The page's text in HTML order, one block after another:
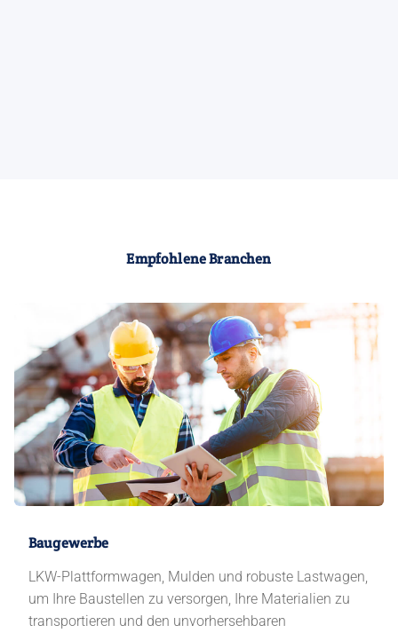
Empfohlene Branchen
Baugewerbe
LKW-Plattformwagen, Mulden und robuste Lastwagen,
um Ihre Baustellen zu versorgen, Ihre Materialien zu
transportieren und den unvorhersehbaren